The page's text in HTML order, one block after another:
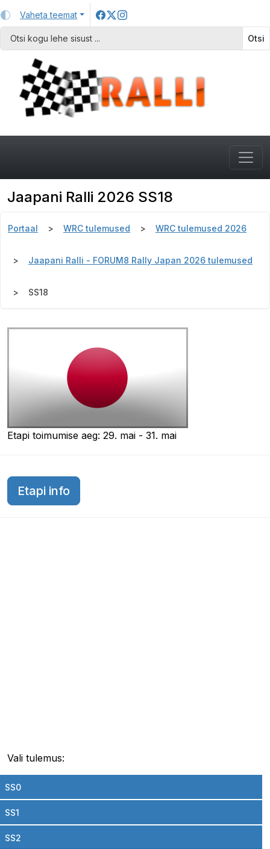
Vaheta teemat
Otsi
Jaapani Ralli 2026 SS18
Portaal WRC tulemused WRC tulemused 2026
Jaapani Ralli - FORUM8 Rally Japan 2026 tulemused
SS18
Etapi toimumise aeg: 29. mai - 31. mai
Etapi info
Vali tulemus:
SS0
SS1
SS2